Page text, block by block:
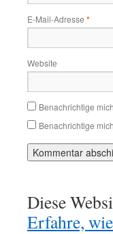
E-Mail-Adresse *
Website
Benachrichtige
Benachrichtige
Diese
Erfahre,